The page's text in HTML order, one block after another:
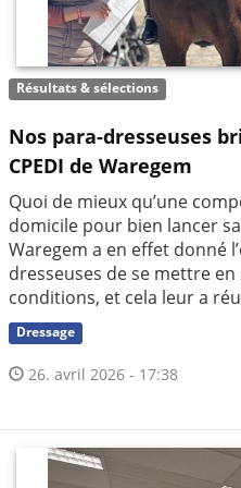
Résultats & sélections
Nos para-dresseuses
CPEDI de Waregem
Quoi de mieux qu’une
domicile pour bien lancer sa
Waregem a en effet donné
dresseuses de se mettre
conditions, et cela leur a
Dressage
26. avril 2026 - 17:38